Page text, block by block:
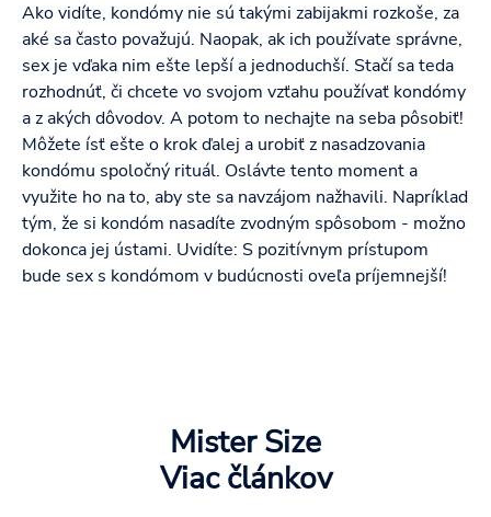
Ako vidíte, kondómy nie sú takými zabijakmi rozkoše, za
aké sa často považujú. Naopak, ak ich používate správne,
sex je vďaka nim ešte lepší a jednoduchší. Stačí sa teda
rozhodnúť, či chcete vo svojom vzťahu používať kondómy
a z akých dôvodov. A potom to nechajte na seba pôsobiť!
Môžete ísť ešte o krok ďalej a urobiť z nasadzovania
kondómu spoločný rituál. Oslávte tento moment a
využite ho na to, aby ste sa navzájom nažhavili. Napríklad
tým, že si kondóm nasadíte zvodným spôsobom - možno
dokonca jej ústami. Uvidíte: S pozitívnym prístupom
bude sex s kondómom v budúcnosti oveľa príjemnejší!
Mister Size
Viac článkov